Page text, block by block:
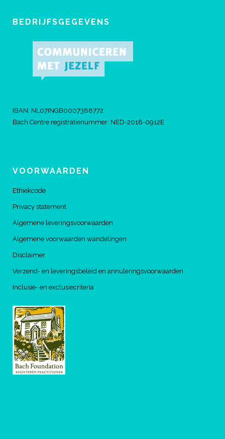
BEDRIJFSGEGEVENS
IBAN: NL07INGB0007388772
Bach Centre registratienummer: NED-2018-0912E
VOORWAARDEN
Ethiekcode
Privacy statement
Algemene leveringsvoorwaarden
Algemene voorwaarden wandelingen
Disclaimer
Verzend- en leveringsbeleid en annuleringsvoorwaarden
Inclusie- en exclusiecriteria